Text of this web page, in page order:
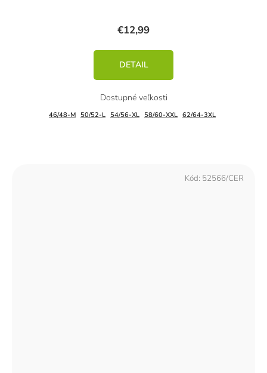
€12,99
DETAIL
46/48-M 50/52-L 54/56-XL 58/60-XXL 62/64-3XL
Kód: 52566/CER